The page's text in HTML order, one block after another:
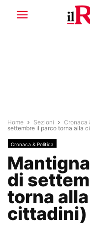
Home Sezioni Cronaca
settembre il parco torna alla
Cronaca & Politica
di
torna
cittadini)